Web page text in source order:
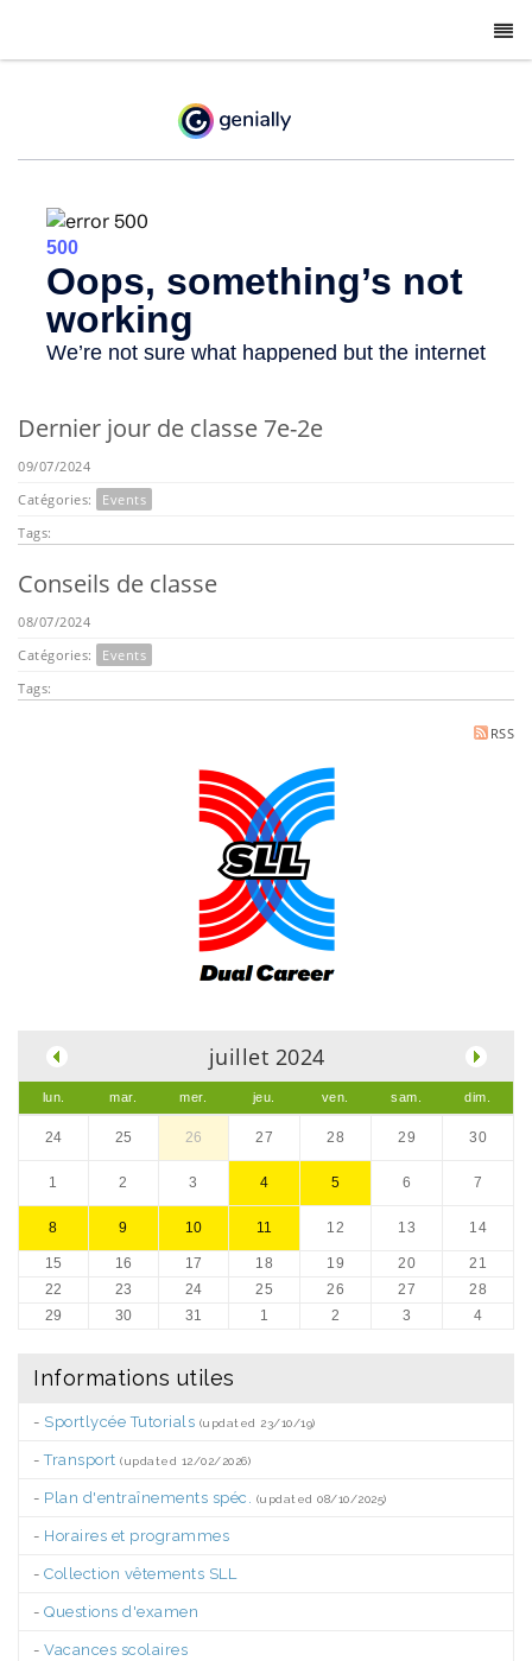
Dernier jour de classe 7e-2e
09/07/2024
Catégories:
Events
Tags:
Conseils de classe
08/07/2024
Catégories:
Events
Tags:
RSS
juillet 2024
lun. mar. mer. jeu. ven. sam. dim.
24 25 26 27 28 29 30
1 2 3 4 5 6 7
8 9 10 11 12 13 14
15 16 17 18 19 20
21
22
23 24 25 26 27
28
29
30 31 1 2 3 4
Informations utiles
- Sportlycée Tutorials (updated 23/10/19)
-Transport (updated 12/02/2026)
- Plan d'entraînements spéc. (updated 08/10/2025)
- Horaires et programmes
- Collection vêtements SLL
- Questions d'examen
- Vacances scolaires